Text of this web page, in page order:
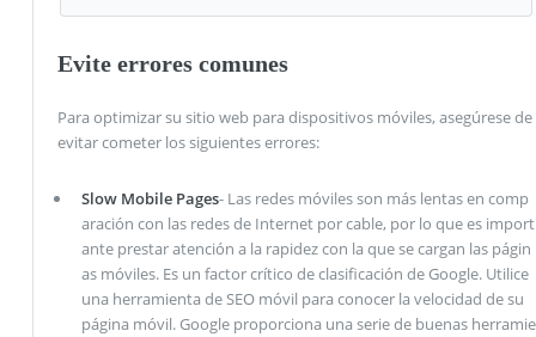
Evite errores comunes
Para optimizar su sitio web para dispositivos móviles, asegúrese de
evitar cometer los siguientes errores:
Slow Mobile Pages- Las redes móviles son más lentas en comp
aración con las redes de Internet por cable, por lo que es import
ante prestar atención a la rapidez con la que se cargan las págin
as móviles. Es un factor crítico de clasificación de Google. Utilice
una herramienta de SEO móvil para conocer la velocidad de su
página móvil. Google proporciona una serie de buenas herramie